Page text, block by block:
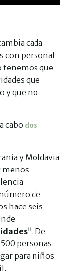
cada
con personal
tenemos que
que
y que no
cabo dos
y Moldavia
menos
de
hace seis
”. De
personas.
para niños